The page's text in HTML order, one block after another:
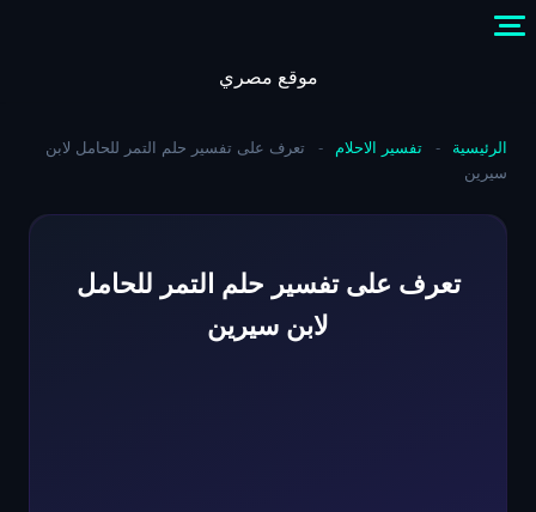
موقع مصري
الرئيسية - تفسير الاحلام -
تعرف على تفسير حلم التمر للحامل لابن
سيرين
تعرف على تفسير حلم التمر للحامل
لابن سيرين